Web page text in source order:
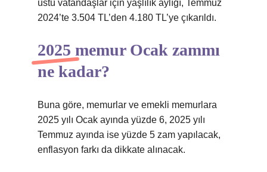
üstü vatandaşlar için yaşlılık aylığı, Temmuz
2024’te 3.504 TL’den 4.180 TL’ye çıkarıldı.
2025 memur Ocak zammı
ne kadar?
Buna göre, memurlar ve emekli memurlara
2025 yılı Ocak ayında yüzde 6, 2025 yılı
Temmuz ayında ise yüzde 5 zam yapılacak,
enflasyon farkı da dikkate alınacak.